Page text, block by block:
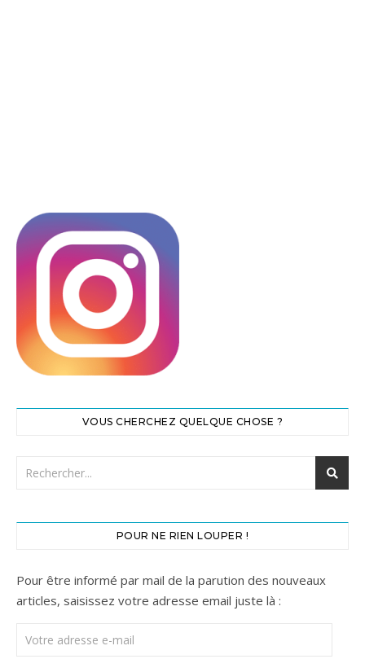
VOUS CHERCHEZ QUELQUE CHOSE ?
POUR NE RIEN LOUPER !
Pour être informé par mail de la parution des nouveaux
articles, saisissez votre adresse email juste là :
Votre adresse e-mail